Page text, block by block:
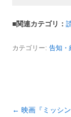
■関連カテゴリ：
カテゴリー: 告知・
投
← 映画『ミッシ